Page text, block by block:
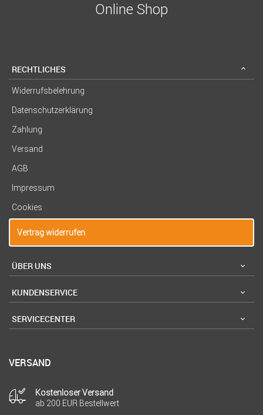
Online Shop
RECHTLICHES
Widerrufsbelehrung
Datenschutzerklärung
Zahlung
Versand
AGB
Impressum
Cookies
Vertrag widerrufen
ÜBER UNS
KUNDENSERVICE
SERVICECENTER
VERSAND
Kostenloser Versand
ab 200 EUR Bestellwert